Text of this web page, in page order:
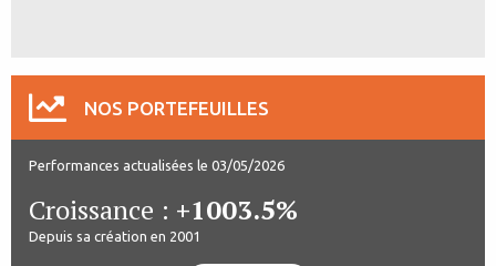
NOS PORTEFEUILLES
Performances actualisées le 03/05/2026
Croissance : +1003.5%
Depuis sa création en 2001